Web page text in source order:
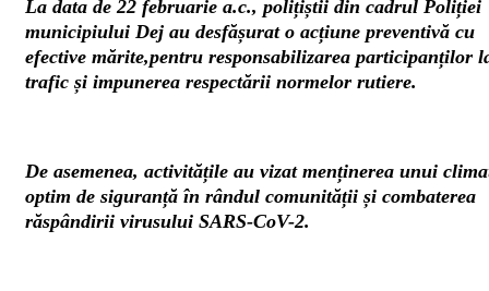
La data de 22 februarie a.c., polițiștii din cadrul Poliției
municipiului Dej au desfășurat o acțiune preventivă cu
efective mărite,pentru responsabilizarea participanților
trafic și impunerea respectării normelor rutiere.
De asemenea, activitățile au vizat menținerea unui
optim de siguranță în rândul comunității și combaterea
răspândirii virusului SARS-CoV-2.